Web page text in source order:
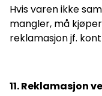
Hvis varen ikke
mangler, må
reklamasjon jf.
11. Reklamasjon